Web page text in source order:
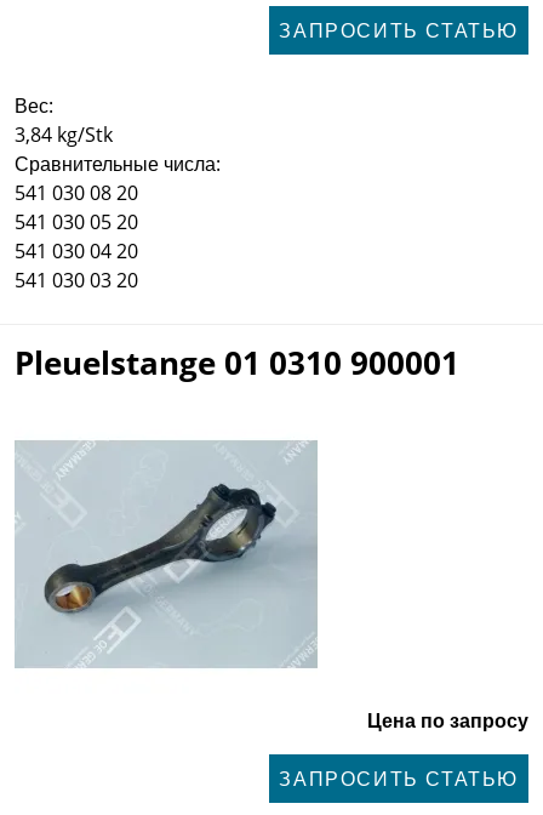
ЗАПРОСИТЬ СТАТЬЮ
Вес:
3,84 kg/Stk
Сравнительные числа:
541 030 08 20
541 030 05 20
541 030 04 20
541 030 03 20
Pleuelstange 01 0310 900001
Цена по запросу
ЗАПРОСИТЬ СТАТЬЮ